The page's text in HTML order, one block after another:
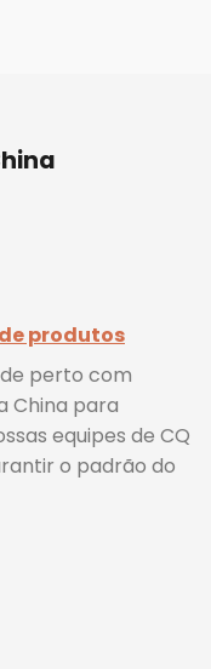
produtos
perto com
China para
equipes de CQ
o padrão do